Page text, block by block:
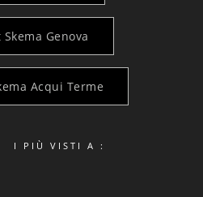
Genova
Acqui Terme
I PIÙ VISTI A :